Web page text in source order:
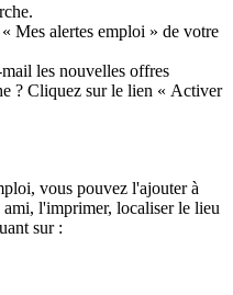
Mes alertes emploi » de votre
les nouvelles offres
? Cliquez sur le lien « Activer
vous pouvez l'ajouter à
l'imprimer, localiser le lieu
sur :